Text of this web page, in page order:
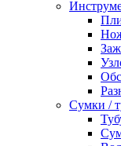
Сумки /